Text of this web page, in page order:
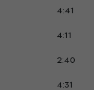
4:41
4:11
2:40
4:31